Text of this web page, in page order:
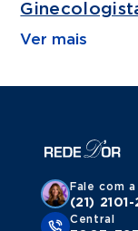
Ver mais
Fale com
(21)
Central